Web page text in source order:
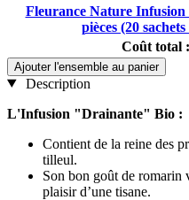
Fleurance Nature
pièces (20
Coût total :
Ajouter l'ensemble au panier
Description
L'Infusion "Drainante" Bio :
Contient de la reine des
tilleul.
Son bon goût de romarin
plaisir d’une tisane.